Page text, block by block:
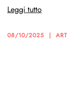
Leggi tutto
08/10/2025